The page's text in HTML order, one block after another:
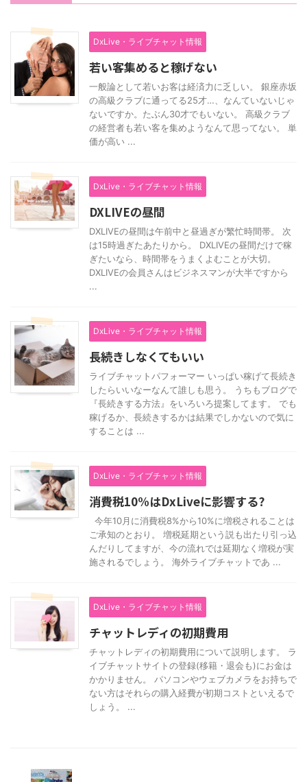
DxLive・ライブチャット情報
若い客集めると稼げない
一般論として若いお客は経済力に乏しい。 銀座赤坂
の高級クラブに通ってる25才…、なんていないじゃ
ないですか。たぶん30才でもいない。 高級クラブ
の経営者も若い客を集めようなんて思ってない。 単
価が高い ...
DxLive・ライブチャット情報
DXLIVEの昼間
DXLIVEの昼間は午前中と昼過ぎが繁忙時間帯。 次
は15時過ぎたあたりから。 DXLIVEの昼間だけで稼
ぎたいなら、時間帯をうまくよむことが大切。
DXLIVEの会員さんはビジネスマンが大半ですから
...
DxLive・ライブチャット情報
長続きしなくてもいい
ライブチャットパフォーマー いっぱい稼げて長続き
したらいいなーなんて誰しも思う。 うちもブログで
『長続きする方法』をいろいろ提案してます。 でも
稼げるか、長続きするかは結果でしかないので気に
することは ...
DxLive・ライブチャット情報
消費税10%はDxLiveに影響する?
今年10月に消費税8%から10%に増税されることは
ご承知のとおり。 増税延期という説も出たり引っ込
んだりしてますが、今の流れでは延期なく増税が実
施されるでしょう。 海外ライブチャットであ ...
DxLive・ライブチャット情報
チャットレディの初期費用
チャットレディの初期費用について説明します。 ラ
イブチャットサイトの登録(移籍・退会も)にお金は
かかりません。 パソコンやウェブカメラをお持ちで
ない方はそれらの購入経費が初期コストといえるで
しょう。 ...